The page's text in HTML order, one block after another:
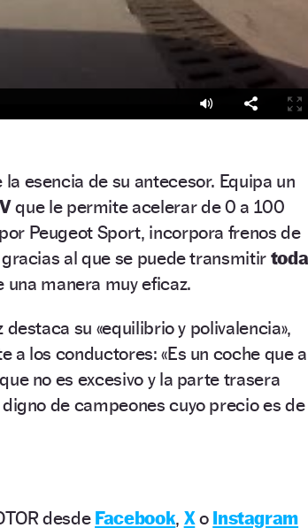
esencia de su antecesor. Equipa un
que le permite acelerar de 0 a 100
Peugeot Sport, incorpora frenos de
al que se puede transmitirtoda
una manera muy eficaz.
su «equilibrio y polivalencia»,
a los conductores: «Es un coche que
no es excesivo y la parte trasera
de campeones cuyo precio es de
desde Facebook, Xo Instagram